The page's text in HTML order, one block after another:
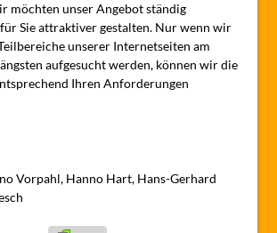
möchten unser Angebot ständig
Sie attraktiver gestalten. Nur wenn wir
unserer Internetseiten am
aufgesucht werden, können wir die
Ihren Anforderungen
Vorpahl, Hanno Hart, Hans-Gerhard